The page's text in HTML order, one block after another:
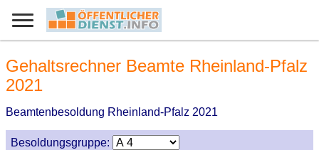
Gehaltsrechner Beamte Rheinland-Pfalz
2021
Beamtenbesoldung Rheinland-Pfalz 2021
Besoldungsgruppe: